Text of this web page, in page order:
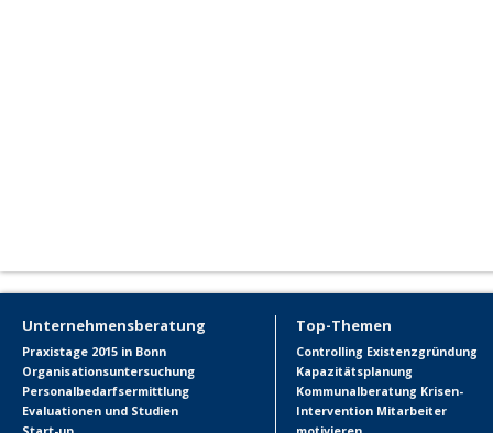
Unternehmensberatung
Praxistage 2015 in Bonn
Organisationsuntersuchung
Personalbedarfsermittlung
Evaluationen und Studien
Top-Themen
Controlling Existenzgründung
Kapazitätsplanung
Kommunalberatung Krisen-
Intervention Mitarbeiter